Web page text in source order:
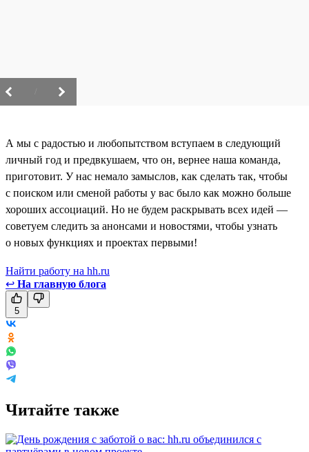
А мы с радостью и любопытством вступаем в следующий
личный год и предвкушаем, что он, вернее наша команда,
приготовит. У нас немало замыслов, как сделать так, чтобы
с поиском или сменой работы у вас было как можно больше
хороших ассоциаций. Но не будем раскрывать всех идей —
советуем следить за анонсами и новостями, чтобы узнать
о новых функциях и проектах первыми!
Найти работу на hh.ru
↩ На главную блога
5
Читайте также